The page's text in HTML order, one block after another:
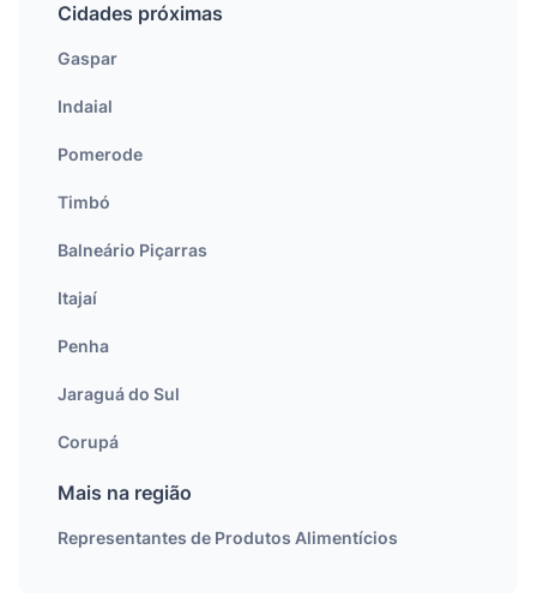
Cidades próximas
Gaspar
Indaial
Pomerode
Timbó
Balneário Piçarras
Itajaí
Penha
Jaraguá do Sul
Corupá
Mais na região
Representantes de Produtos Alimentícios